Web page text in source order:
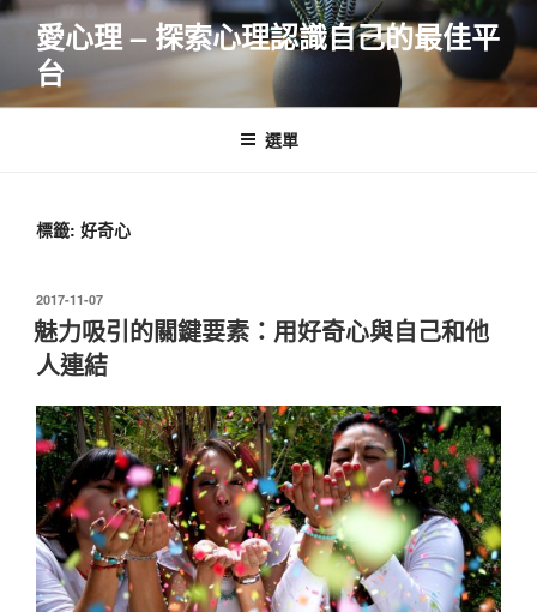
跳
要
愛心理 – 探索心理認識自己的最佳平
台
選單
標籤: 好奇心
發
佈
於
2017-11-07
魅力吸引的關鍵要素：用好奇心與自己和他
人連結